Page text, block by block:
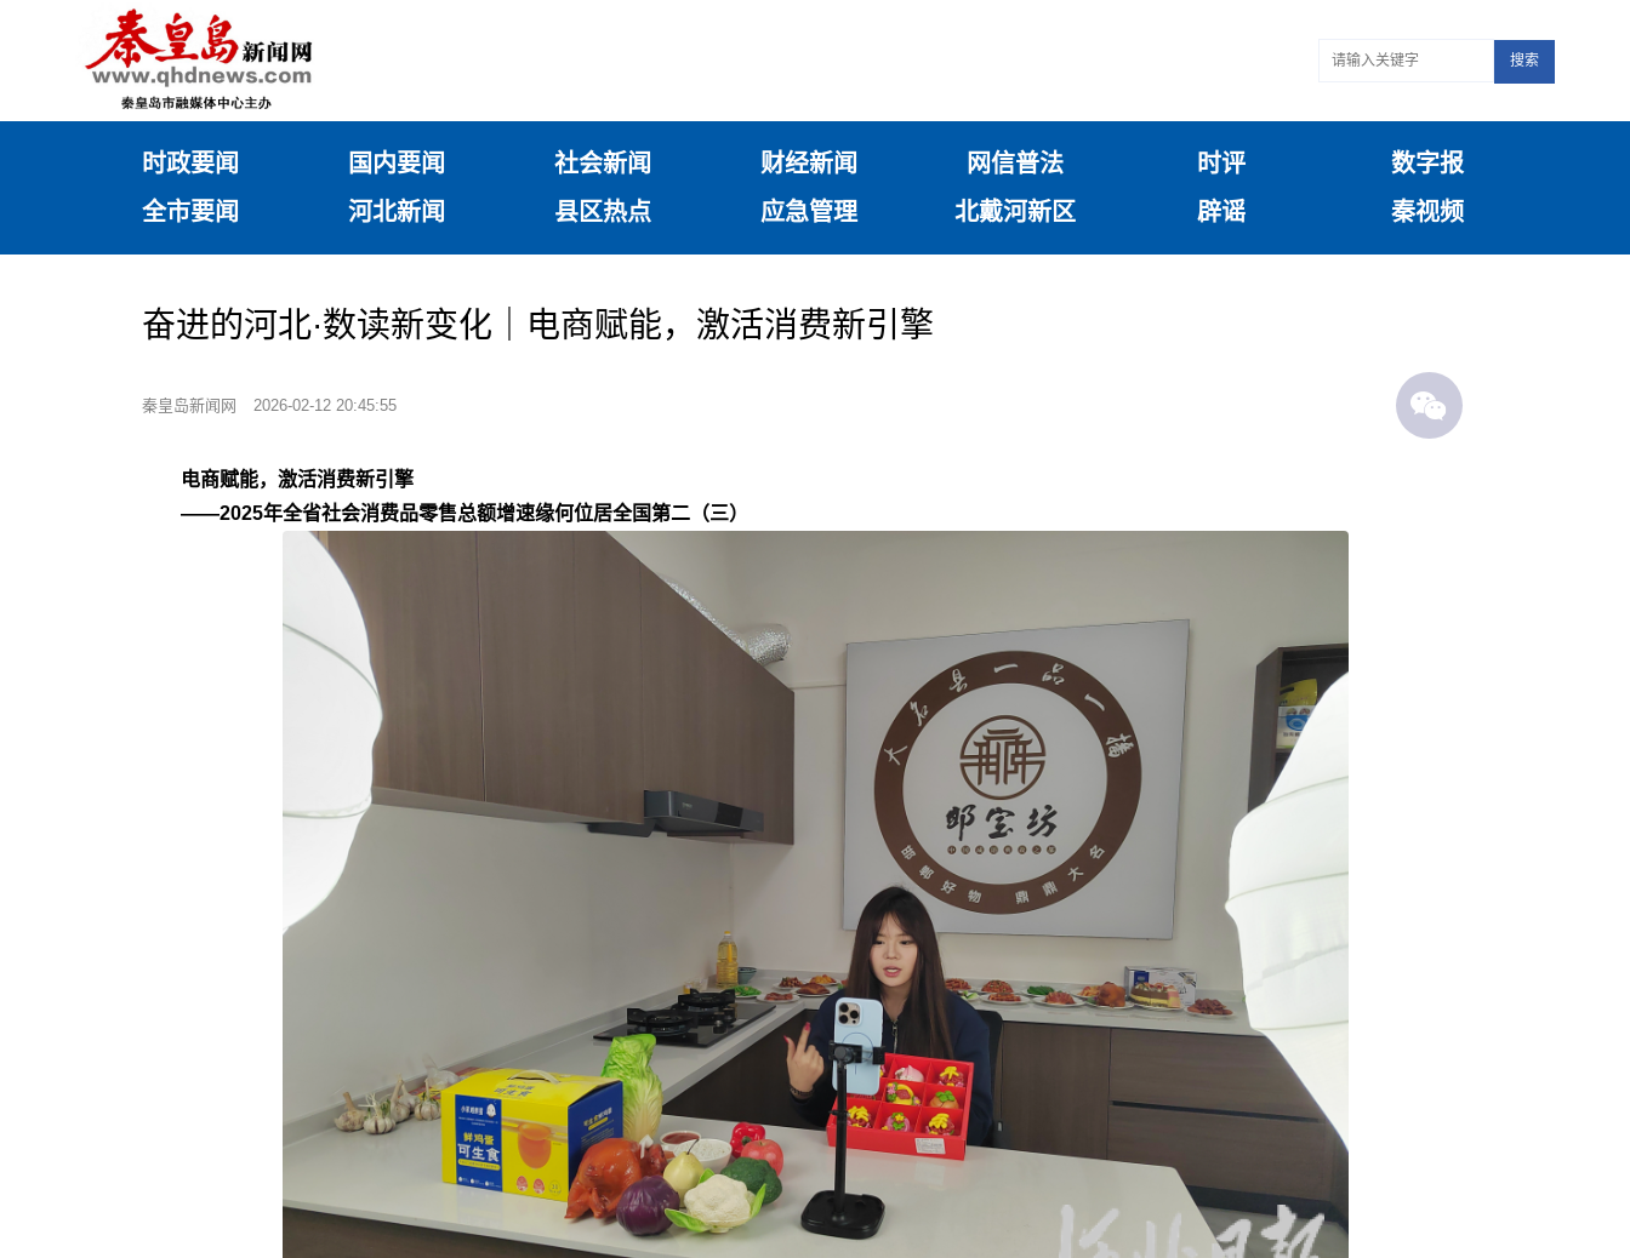
搜索
时政要闻 国内要闻 社会新闻 财经新闻 网信普法 时评
数字报
全市要闻
河北新闻 县区热点 应急管理 北戴河新区 辟谣 秦视频
奋进的河北·数读新变化｜电商赋能，激活消费新引擎
秦皇岛新闻网 2026-02-12 20:45:55
电商赋能，激活消费新引擎
——2025年全省社会消费品零售总额增速缘何位居全国第二（三）